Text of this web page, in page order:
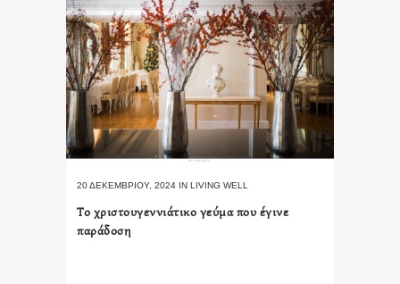
20 ΔΕΚΕΜΒΡΊΟΥ, 2024 IN LIVING WELL
Το χριστουγεννιάτικο γεύμα που έγινε
παράδοση